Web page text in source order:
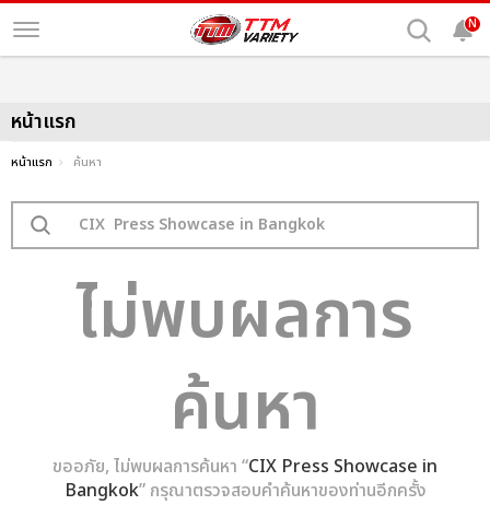
N
หน้าแรก
หน้าแรก ค้นหา
ไม่พบผลการ
ค้นหา
ขออภัย, ไม่พบผลการค้นหา “CIX Press Showcase in
Bangkok” กรุณาตรวจสอบคำค้นหาของท่านอีกครั้ง